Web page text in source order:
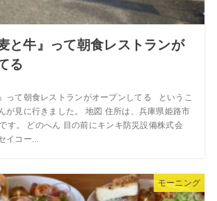
と牛』って朝食レストランが
る
って朝食レストランがオープンしてる というこ
が見に行きました。 地図 住所は、兵庫県姫路市
す。 どのへん 目の前にキンキ防災設備株式会
イコー...
モーニング